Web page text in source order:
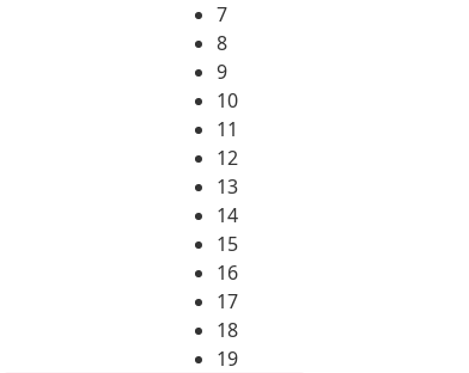
7
8
9
10
11
12
13
14
15
16
17
18
19